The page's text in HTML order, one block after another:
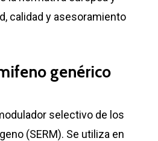
calidad y asesoramiento
genérico
selectivo de los
(SERM). Se utiliza en